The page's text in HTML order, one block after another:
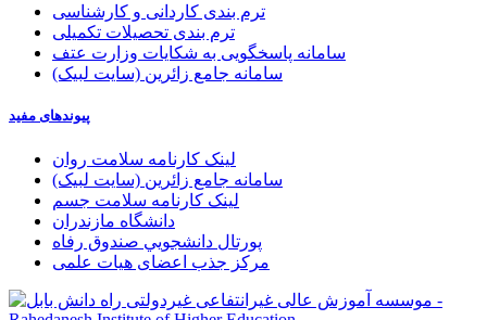
ترم بندی کاردانی و کارشناسی
ترم بندی تحصیلات تکمیلی
سامانه پاسخگویی به شکایات وزارت عتف
سامانه جامع زائرین (سایت لبیک)
پیوندهای مفید
لینک کارنامه سلامت روان
سامانه جامع زائرین (سایت لبیک)
لینک کارنامه سلامت جسم
دانشگاه مازندران
پورتال دانشجويي صندوق رفاه
مرکز جذب اعضای هیات علمی